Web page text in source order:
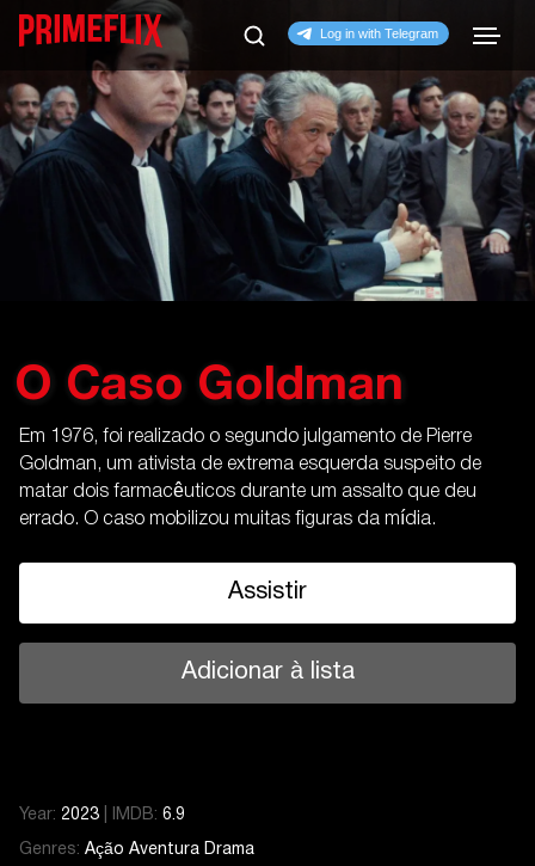
O Caso Goldman
Em 1976, foi realizado o segundo julgamento de Pierre
Goldman, um ativista de extrema esquerda suspeito de
matar dois farmacêuticos durante um assalto que deu
errado. O caso mobilizou muitas figuras da mídia.
Assistir
Adicionar à lista
Year: 2023 IMDB: 6.9
Genres: Ação Aventura Drama